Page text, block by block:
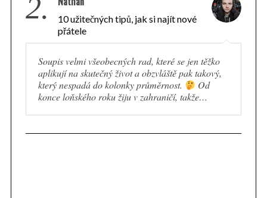
2.
10 užitečných tipů, jak si najít nové
přátele
Soupis velmi všeobecných rad, které se jen těžko
aplikují na skutečný život a obzvláště pak takový,
který nespadá do kolonky průměrnost.
Od
konce loňského roku žiju v zahraničí, takže…
S